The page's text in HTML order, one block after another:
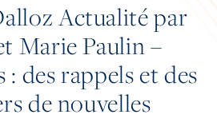
Actualité par
Marie Paulin –
: des rappels et des
de nouvelles